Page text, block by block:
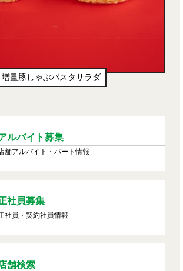
増量豚しゃぶパスタサラダ
ルバイト募集
舗アルバイト・パート情報
社員募集
社員・契約社員情報
舗検索